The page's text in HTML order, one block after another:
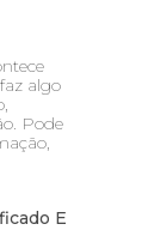
algo
Pode
E